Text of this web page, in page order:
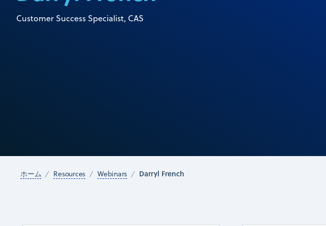
Customer Success Specialist, CAS
ホーム Resources Webinars Darryl French